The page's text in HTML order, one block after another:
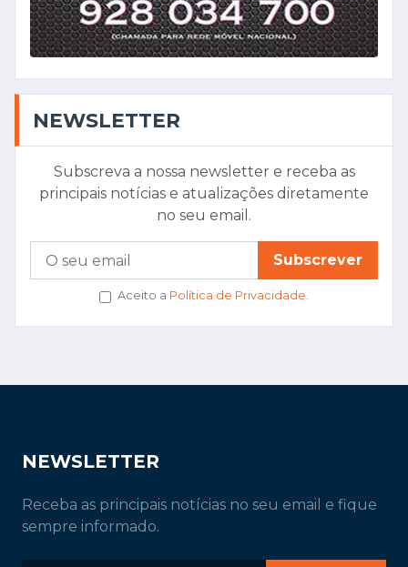
NEWSLETTER
Subscreva a nossa newsletter e receba as
principais notícias e atualizações diretamente
no seu email.
Subscrever
Aceito a Política de Privacidade.
NEWSLETTER
Receba as principais notícias no seu email e fique
sempre informado.